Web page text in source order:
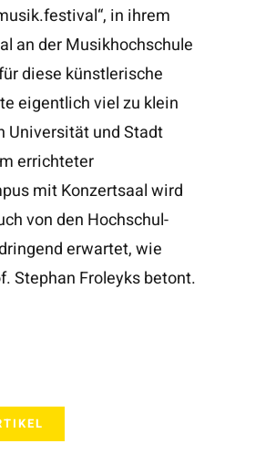
in ihrem
an der Musikhochschule
diese künstlerische
eigentlich viel zu klein
Universität und Stadt
errichteter
mit Konzertsaal wird
von den Hochschul-
erwartet, wie
Stephan Froleyks betont.